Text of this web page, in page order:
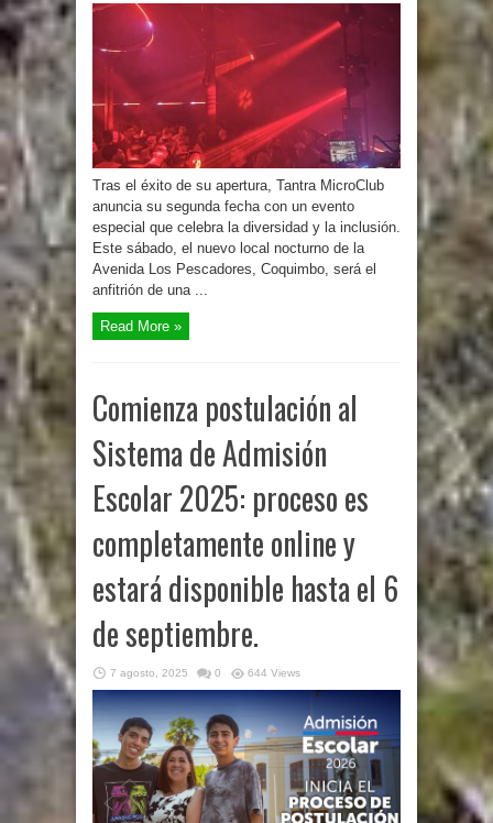
Tras el éxito de su apertura, Tantra MicroClub
anuncia su segunda fecha con un evento
especial que celebra la diversidad y la inclusión.
Este sábado, el nuevo local nocturno de la
Avenida Los Pescadores, Coquimbo, será el
anfitrión de una ...
Read More »
Comienza postulación al
Sistema de Admisión
Escolar 2025: proceso es
completamente online y
estará disponible hasta el 6
de septiembre.
7 agosto, 2025 0 644 Views